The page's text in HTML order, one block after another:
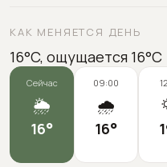
КАК МЕНЯЕТСЯ ДЕНЬ
16°C, ощущается 16°C
Сейчас
🌦️
16°
09:00
🌧️
16°